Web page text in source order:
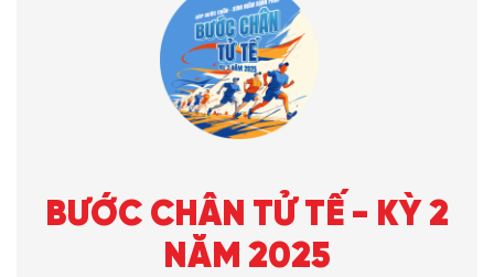
BƯỚC CHÂN TỬ TẾ - KỲ 2
NĂM 2025